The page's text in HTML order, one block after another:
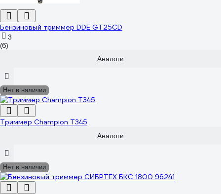
Бензиновый триммер DDE GT25CD
3
(6)
Аналоги
Нет в наличии
Триммер Champion T345
Аналоги
Нет в наличии